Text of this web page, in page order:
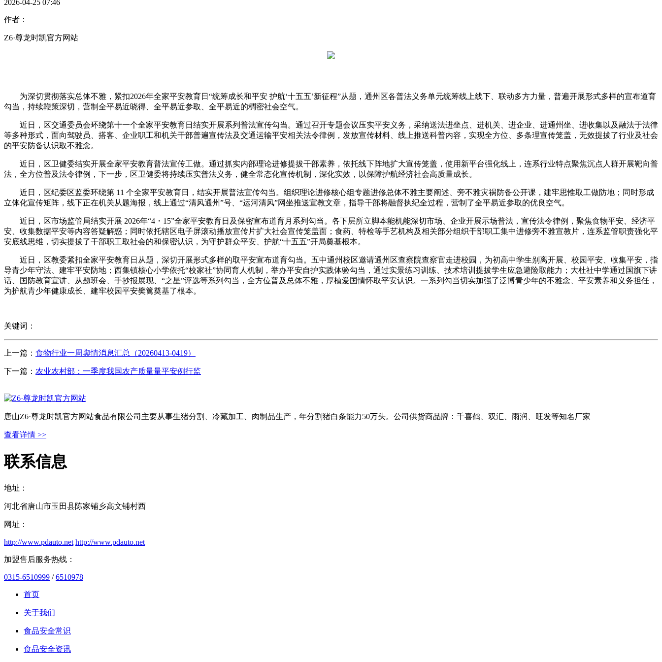
2026-04-25 07:46
作者：
Z6·尊龙时凯官方网站
为深切贯彻落实总体不雅，紧扣2026年全家平安教育日“统筹成长和平安 护航‘十五五’新征程”从题，通州区各普法义务单元统筹线上线下、联动多方力量，普遍开展形式多样的宣布道育
勾当，持续鞭策深切，营制全平易近晓得、全平易近参取、全平易近的稠密社会空气。
近日，区交通委员会环绕第十一个全家平安教育日结实开展系列普法宣传勾当。通过召开专题会议压实平安义务，采纳送法进坐点、进机关、进企业、进通州坐、进收集以及融法于法律
等多种形式，面向驾驶员、搭客、企业职工和机关干部普遍宣传法及交通运输平安相关法令律例，发放宣传材料、线上推送科普内容，实现全方位、多条理宣传笼盖，无效提拔了行业及社会
的平安防备认识取不雅念。
近日，区卫健委结实开展全家平安教育普法宣传工做。通过抓实内部理论进修提拔干部素养，依托线下阵地扩大宣传笼盖，使用新平台强化线上，连系行业特点聚焦沉点人群开展靶向普
法，全方位普及法令律例，下一步，区卫健委将持续压实普法义务，健全常态化宣传机制，深化实效，以保障护航经济社会高质量成长。
近日，区纪委区监委环绕第 11 个全家平安教育日，结实开展普法宣传勾当。组织理论进修核心组专题进修总体不雅主要阐述、旁不雅灾祸防备公开课，建牢思惟取工做防地；同时形成
立体化宣传矩阵，线下正在机关从题海报，线上通过“清风通州”号、“运河清风”网坐推送宣教文章，指导干部将融督执纪全过程，营制了全平易近参取的优良空气。
近日，区市场监管局结实开展 2026年“4・15”全家平安教育日及保密宣布道育月系列勾当。各下层所立脚本能机能深切市场、企业开展示场普法，宣传法令律例，聚焦食物平安、经济平
安、收集数据平安等内容答疑解惑；同时依托辖区电子屏滚动播放宣传片扩大社会宣传笼盖面；食药、特检等手艺机构及相关部分组织干部职工集中进修旁不雅宣教片，连系监管职责强化平
安底线思维，切实提拔了干部职工取社会的和保密认识，为守护群众平安、护航“十五五”开局奠基根本。
近日，区教委紧扣全家平安教育日从题，深切开展形式多样的取平安宣布道育勾当。五中通州校区邀请通州区查察院查察官走进校园，为初高中学生别离开展、校园平安、收集平安，指
导青少年守法、建牢平安防地；西集镇核心小学依托“校家社”协同育人机制，举办平安自护实践体验勾当，通过实景练习训练、技术培训提拔学生应急避险取能力；大杜社中学通过国旗下讲
话、国防教育宣讲、从题班会、手抄报展现、“之星”评选等系列勾当，全方位普及总体不雅，厚植爱国情怀取平安认识。一系列勾当切实加强了泛博青少年的不雅念、平安素养和义务担任，
为护航青少年健康成长、建牢校园平安樊篱奠基了根本。
关键词：
上一篇： 食物行业一周舆情消息汇总（20260413-0419）
下一篇： 农业农村部：一季度我国农产质量量平安例行监
唐山Z6·尊龙时凯官方网站食品有限公司主要从事生猪分割、冷藏加工、肉制品生产，年分割猪白条能力50万头。公司供货商品牌：千喜鹤、双汇、雨润、旺发等知名厂家
查看详情 >>
联系信息
地址：
河北省唐山市玉田县陈家铺乡高文铺村西
网址：
http://www.pdauto.net http://www.pdauto.net
加盟售后服务热线：
0315-6510999 /6510978
首页
关于我们
食品安全常识
食品安全资讯